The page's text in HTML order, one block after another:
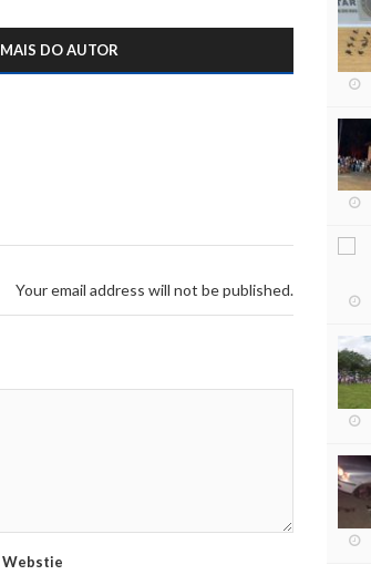
MAIS DO AUTOR
Your email address will not be published.
Webstie